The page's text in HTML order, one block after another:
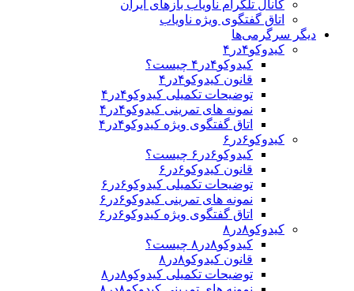
کانال تلگرام ناویاب بازهای ایران
اتاق گفتگوی ویژه ناویاب
دیگر سرگرمی‌ها
کیدوکو۴در۴
کیدوکو۴در۴ چیست؟
قانون کیدوکو۴در۴
توضیحات تکمیلی کیدوکو۴در۴
نمونه های تمرینی کیدوکو۴در۴
اتاق گفتگوی ویژه کیدوکو۴در۴
کیدوکو۶در۶
کیدوکو۶در۶ چیست؟
قانون کیدوکو۶در۶
توضیحات تکمیلی کیدوکو۶در۶
نمونه های تمرینی کیدوکو۶در۶
اتاق گفتگوی ویژه کیدوکو۶در۶
کیدوکو۸در۸
کیدوکو۸در۸ چیست؟
قانون کیدوکو۸در۸
توضیحات تکمیلی کیدوکو۸در۸